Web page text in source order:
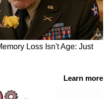
ശ്രീലേഖ;